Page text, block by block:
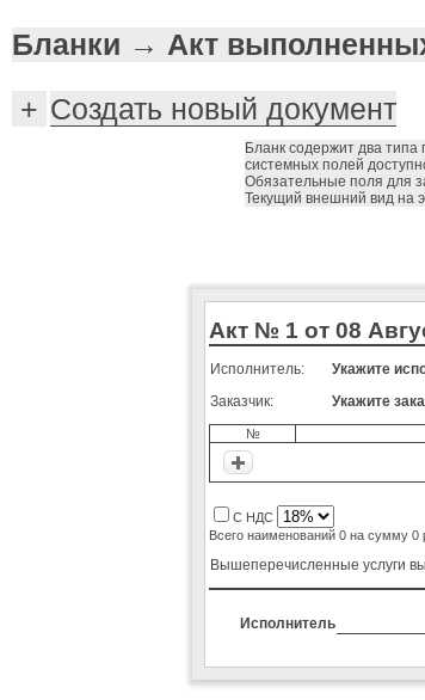
Бланки → Акт
+ Создать новый документ
Бланк содержит два
системных полей
Обязательные поля для
Текущий внешний вид на
Акт № 1 от 08
Исполнитель:
Укажите
Заказчик:
Укажите
№
С НДС
Всего наименований 0 на сумму 0
Вышеперечисленные услуги
Исполнитель